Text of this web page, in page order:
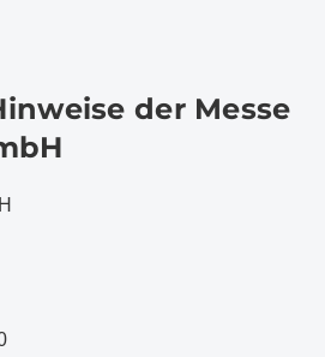
der Messe